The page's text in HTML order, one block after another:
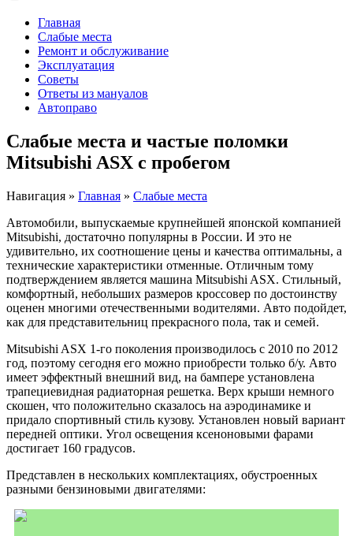
Главная
Слабые места
Ремонт и обслуживание
Эксплуатация
Советы
Ответы из мануалов
Автоправо
Слабые места и частые поломки
Mitsubishi ASX с пробегом
Навигация » Главная » Слабые места
Автомобили, выпускаемые крупнейшей японской компанией
Mitsubishi, достаточно популярны в России. И это не
удивительно, их соотношение цены и качества оптимальны, а
технические характеристики отменные. Отличным тому
подтверждением является машина Mitsubishi ASX. Стильный,
комфортный, небольших размеров кроссовер по достоинству
оценен многими отечественными водителями. Авто подойдет,
как для представительниц прекрасного пола, так и семей.
Mitsubishi ASX 1-го поколения производилось с 2010 по 2012
год, поэтому сегодня его можно приобрести только б/у. Авто
имеет эффектный внешний вид, на бампере установлена
трапециевидная радиаторная решетка. Верх крыши немного
скошен, что положительно сказалось на аэродинамике и
придало спортивный стиль кузову. Установлен новый вариант
передней оптики. Угол освещения ксеноновыми фарами
достигает 160 градусов.
Представлен в нескольких комплектациях, обустроенных
разными бензиновыми двигателями: